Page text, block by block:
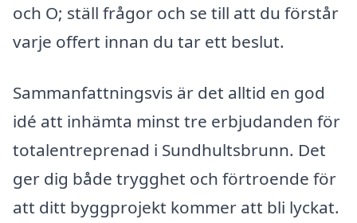
och O; ställ frågor och se till att du förstår
varje offert innan du tar ett beslut.
Sammanfattningsvis är det alltid en god
idé att inhämta minst tre erbjudanden för
totalentreprenad i Sundhultsbrunn. Det
ger dig både trygghet och förtroende för
att ditt byggprojekt kommer att bli lyckat.